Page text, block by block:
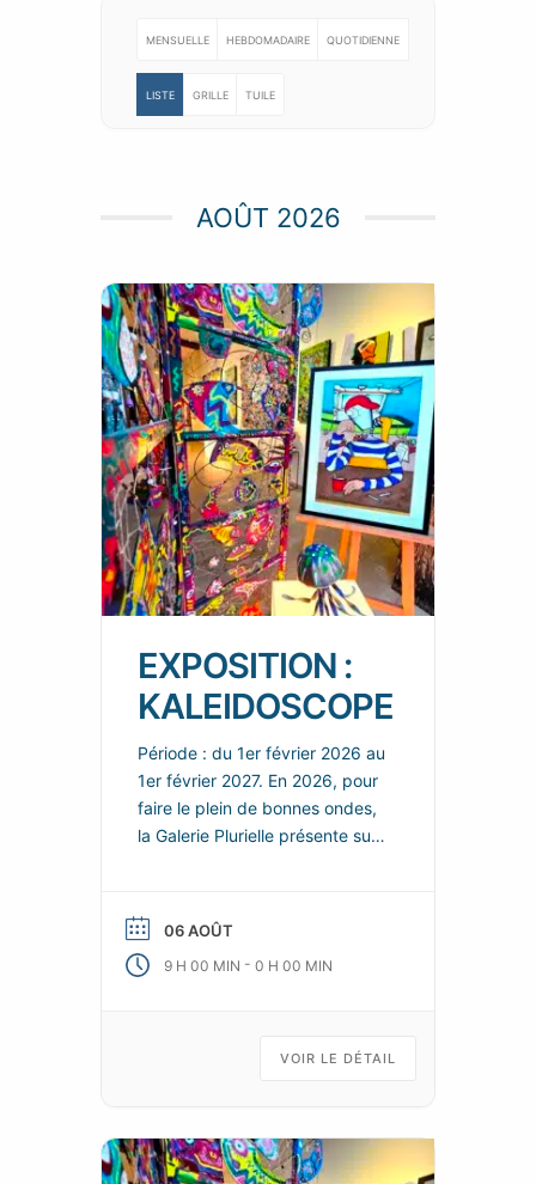
MENSUELLE HEBDOMADAIRE QUOTIDIENNE
LISTE GRILLE TUILE
AOÛT 2026
EXPOSITION :
KALEIDOSCOPE
Période : du 1er février 2026 au
1er février 2027. En 2026, pour
faire le plein de bonnes ondes,
la Galerie Plurielle présente sur
enjouées et colorées, dans
lesquelles les nouvelles œuvres
de ses talentueux artistes
animés d’un kaléidoscope d’art
06 AOÛT
9 H 00 MIN - 0 H 00 MIN
VOIR LE DÉTAIL